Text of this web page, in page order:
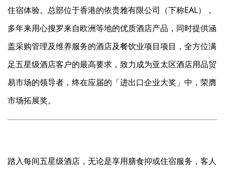
住宿体验。总部位于香港的依贵雅有限公司（下称EAL），
多年来用心搜罗来自欧洲等地的优质酒店产品，同时提供涵
盖采购管理及维养服务的酒店及餐饮业项目项目，全方位满
足五星级酒店客户的最高要求，致力成为亚太区酒店用品贸
易市场的领导者，终在应届的「进出口企业大奖」中，荣膺
市场拓展奖。
踏入每间五星级酒店，无论是享用膳食抑或住宿服务，客人